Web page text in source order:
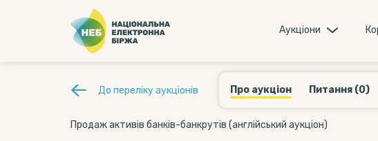
Аукцiони
До переліку аукціонів Про аукціон Питання (0)
Продаж активів банків-банкрутів (англійський аукціон)